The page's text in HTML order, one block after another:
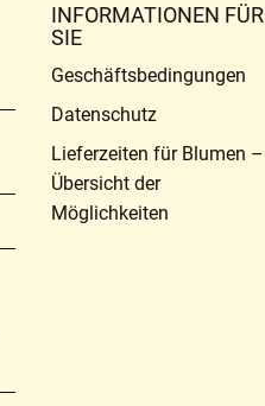
INFORMATIONEN FÜR
SIE
Geschäftsbedingungen
Datenschutz
Lieferzeiten für Blumen –
Übersicht der
Möglichkeiten